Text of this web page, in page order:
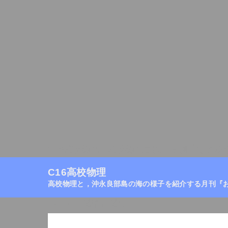
C16高校物理
高校物理と，沖永良部島の海の様子を紹介する月刊『